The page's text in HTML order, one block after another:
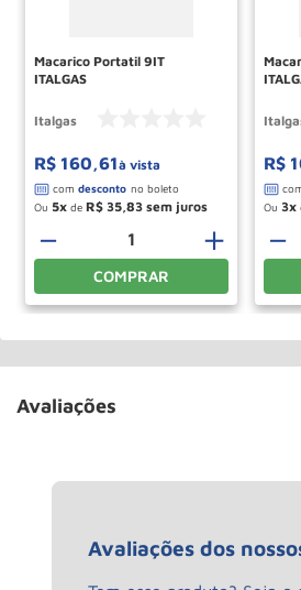
Macarico Portatil 9IT
ITALGAS
Italgas
R$ 160 61à vista
Ou 5 de R$ 35 83
＋
－
COMPRAR
R$
Ou 3
－
Avaliações
Avaliações dos